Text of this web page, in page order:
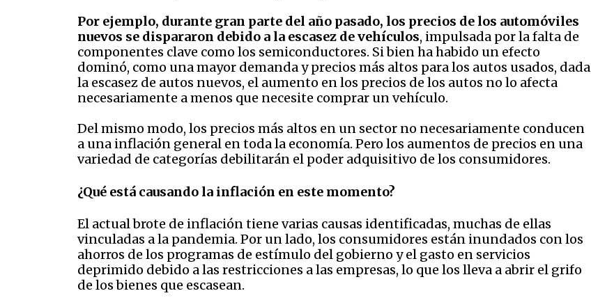
Por ejemplo, durante gran parte del año pasado, los precios de los automóviles
nuevos se dispararon debido a la escasez de vehículos, impulsada por la falta de
componentes clave como los semiconductores. Si bien ha habido un efecto
dominó, como una mayor demanda y precios más altos para los autos usados, dada
la escasez de autos nuevos, el aumento en los precios de los autos no lo afecta
necesariamente a menos que necesite comprar un vehículo.
Del mismo modo, los precios más altos en un sector no necesariamente conducen
a una inflación general en toda la economía. Pero los aumentos de precios en una
variedad de categorías debilitarán el poder adquisitivo de los consumidores.
¿Qué está causando la inflación en este momento?
El actual brote de inflación tiene varias causas identificadas, muchas de ellas
vinculadas a la pandemia. Por un lado, los consumidores están inundados con los
ahorros de los programas de estímulo del gobierno y el gasto en servicios
deprimido debido a las restricciones a las empresas, lo que los lleva a abrir el grifo
de los bienes que escasean.